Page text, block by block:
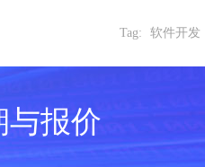
Tag: 软件开发
报价